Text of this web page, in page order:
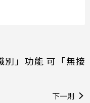
別」功能 可「無接
下一則